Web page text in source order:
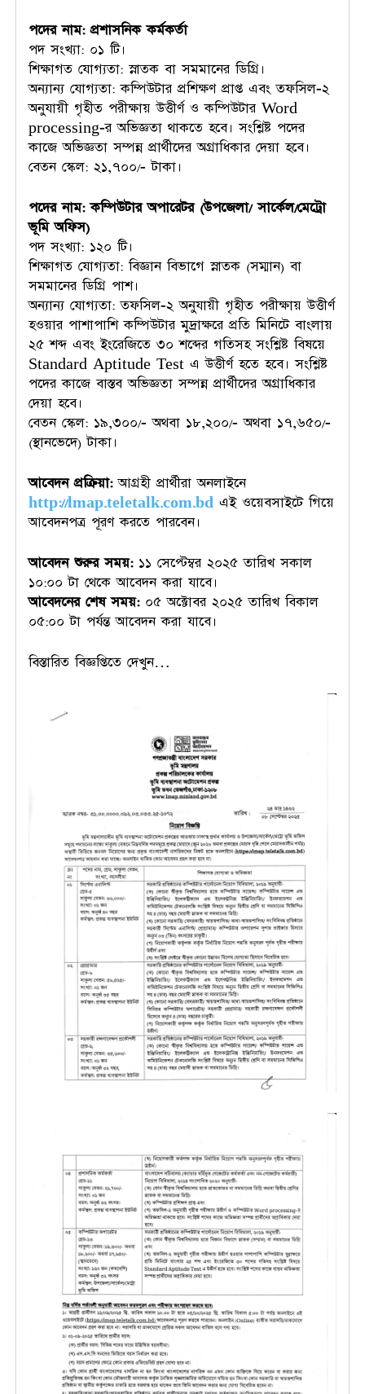
পদের নাম: প্রশাসনিক কর্মকর্তা
পদ সংখ্যা: ০১ টি।
শিক্ষাগত যোগ্যতা: স্নাতক বা সমমানের ডিগ্রি।
অন্যান্য যোগ্যতা: কম্পিউটার প্রশিক্ষণ প্রাপ্ত এবং তফসিল-২
অনুযায়ী গৃহীত পরীক্ষায় উত্তীর্ণ ও কম্পিউটার Word
processing-র অভিজ্ঞতা থাকতে হবে। সংশ্লিষ্ট পদের
কাজে অভিজ্ঞতা সম্পন্ন প্রার্থীদের অগ্রাধিকার দেয়া হবে।
বেতন স্কেল: ২১,৭০০/- টাকা।
পদের নাম: কম্পিউটার অপারেটর (উপজেলা/ সার্কেল/মেট্রো
ভূমি অফিস)
পদ সংখ্যা: ১২০ টি।
শিক্ষাগত যোগ্যতা: বিজ্ঞান বিভাগে স্নাতক (সম্মান) বা
সমমানের ডিগ্রি পাশ।
অন্যান্য যোগ্যতা: তফসিল-২ অনুযায়ী গৃহীত পরীক্ষায় উত্তীর্ণ
হওয়ার পাশাপাশি কম্পিউটার মুদ্রাক্ষরে প্রতি মিনিটে বাংলায়
২৫ শব্দ এবং ইংরেজিতে ৩০ শব্দের গতিসহ সংশ্লিষ্ট বিষয়ে
Standard Aptitude Test এ উত্তীর্ণ হতে হবে। সংশ্লিষ্ট
পদের কাজে বাস্তব অভিজ্ঞতা সম্পন্ন প্রার্থীদের অগ্রাধিকার
দেয়া হবে।
বেতন স্কেল: ১৯,৩০০/- অথবা ১৮,২০০/- অথবা ১৭,৬৫০/-
(স্থানভেদে) টাকা।
আবেদন প্রক্রিয়া:আগ্রহী প্রার্থীরা অনলাইনে
http://lmap.teletalk.com.bd এই ওয়েবসাইটে গিয়ে
আবেদনপত্র পূরণ করতে পারবেন।
আবেদন শুরুর সময়:১১ সেপ্টেম্বর ২০২৫ তারিখ সকাল
১০:০০ টা থেকে আবেদন করা যাবে।
আবেদনের শেষ সময়:০৫ অক্টোবর ২০২৫ তারিখ বিকাল
০৫:০০ টা পর্যন্ত আবেদন করা যাবে।
বিস্তারিত বিজ্ঞপ্তিতে দেখুন…